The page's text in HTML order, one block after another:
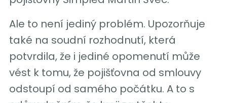
Ale to není jediný problém. Upozorňuje
také na soudní rozhodnutí, která
potvrdila, že i jediné opomenutí může
vést k tomu, že pojišťovna od smlouvy
odstoupí od samého počátku. A to s